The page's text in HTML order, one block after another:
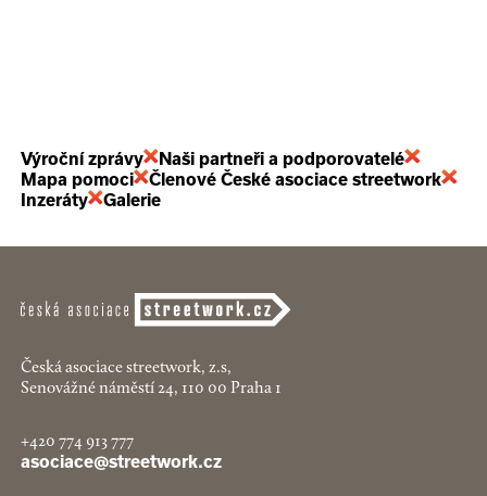
Výroční zprávy
Naši partneři a podporovatelé
Mapa pomoci
Členové České asociace streetwork
Inzeráty
Galerie
Česká asociace streetwork, z.s,
Senovážné náměstí 24, 110 00 Praha 1
+420 774 913 777
asociace@streetwork.cz